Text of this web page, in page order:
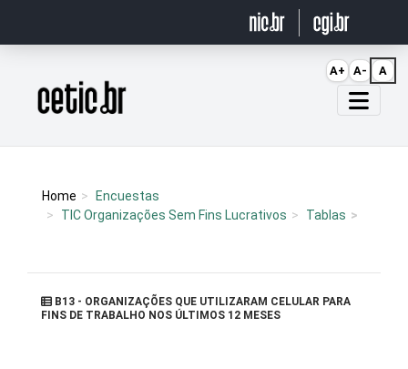
Página inicial
Home
Encuestas
TIC Organizações Sem Fins Lucrativos
Tablas
B13 - ORGANIZAÇÕES QUE UTILIZARAM CELULAR PARA
FINS DE TRABALHO NOS ÚLTIMOS 12 MESES
A+ A- A